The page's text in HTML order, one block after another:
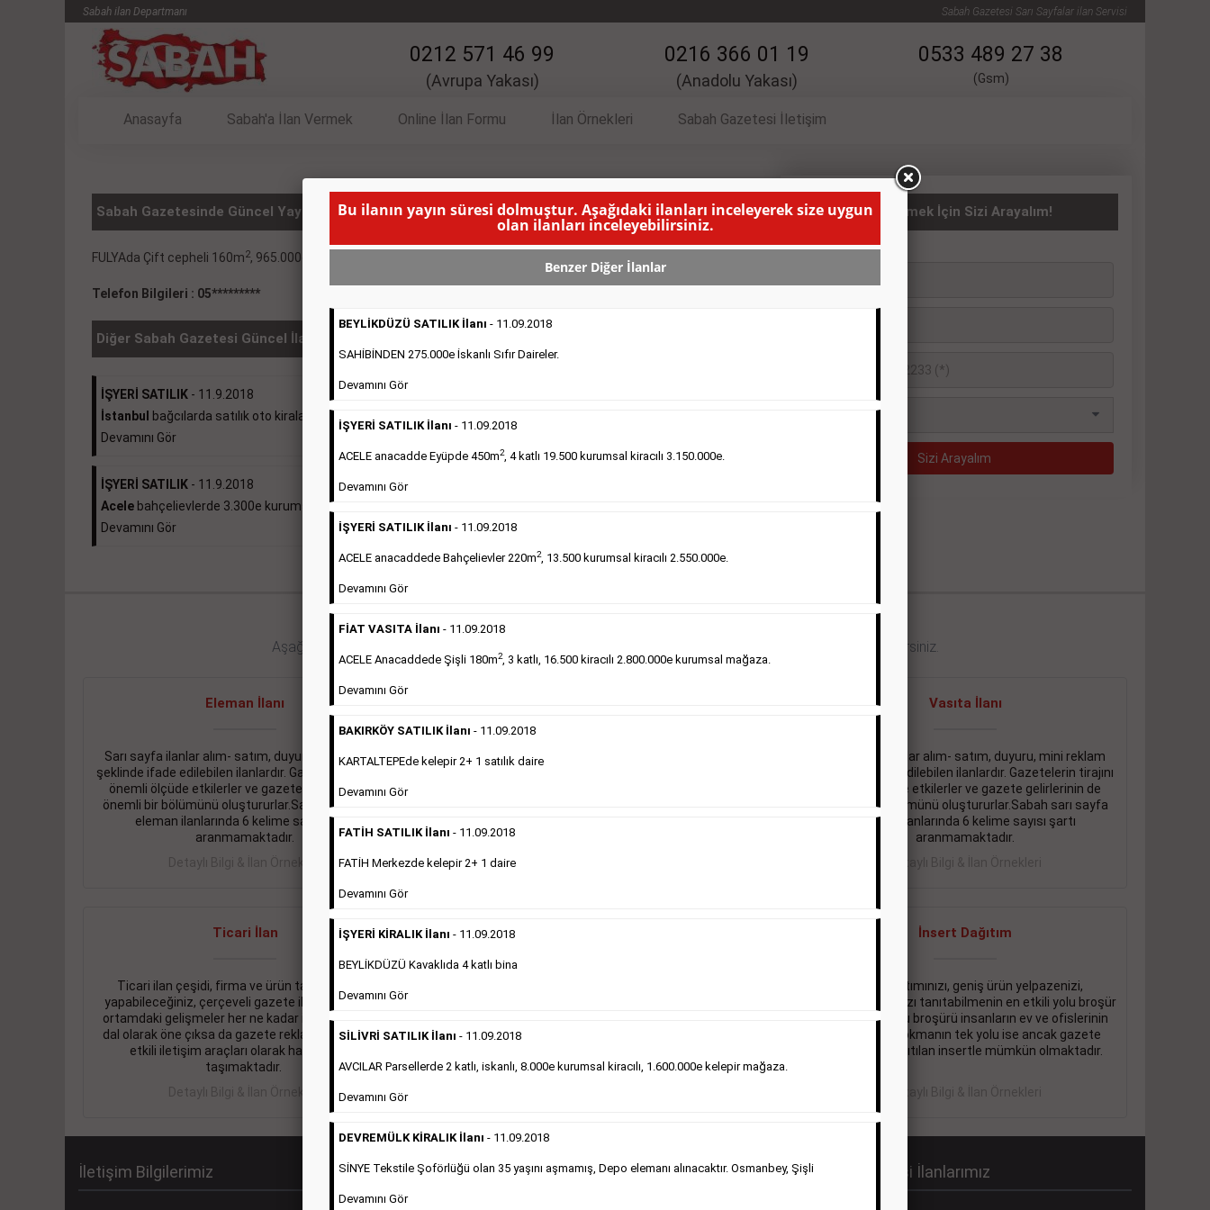
Sabah ilan Departmanı Sabah Gazetesi Sarı Sayfalar ilan Servisi
0212 571 46 99
(Avrupa Yakası)
0216 366 01 19
(Anadolu Yakası)
0533 489 27 38
(Gsm)
Anasayfa Sabah'a İlan Vermek Online İlan Formu İlan Örnekleri Sabah Gazetesi İletişim
Sabah Gazetesinde Güncel Yayınlanmış SATILIK İlanı
FULYAda Çift cepheli 160m2, 965.000e.
Telefon Bilgileri : 05*********
Diğer Sabah Gazetesi Güncel İlanlar
İŞYERİ SATILIK - 11.9.2018
İstanbul
bağcılarda satılık oto kiralama...
Devamını Gör
İŞYERİ SATILIK - 11.9.2018
Acele bahçelievlerde 3.300e kurumsal kiracılı 490...
Devamını Gör
Devamını Gör
SATILIK İlanı Vermek İçin Sizi Arayalım!
Aşağıdaki bağlantıları takip ederek farklı ilan türleri hakkında detaylara ulaşabilir, ilan örneklerini görebilirsiniz.
Eleman İlanı
Sarı sayfa ilanlar alım- satım, duyuru, mini reklam
şeklinde ifade edilebilen ilanlardır. Gazetelerin tirajını
önemli ölçüde etkilerler ve gazete gelirlerinin de
önemli bir bölümünü oluştururlar.Sabah sarı sayfa
eleman ilanlarında 6 kelime sayısı şartı
aranmamaktadır.
Detaylı Bilgi & İlan Örnekleri
Sarı sayfa ilanlar alım- satım, duyuru, mini reklam
Vasıta İlanı
Sarı sayfa ilanlar alım- satım, duyuru, mini reklam
şeklinde ifade edilebilen ilanlardır. Gazetelerin tirajını
önemli ölçüde etkilerler ve gazete gelirlerinin de
önemli bir bölümünü oluştururlar.Sabah sarı sayfa
eleman ilanlarında 6 kelime sayısı şartı
aranmamaktadır.
Detaylı Bilgi & İlan Örnekleri
Ticari İlan
Ticari ilan çeşidi, firma ve ürün tanıtımlarınızı
yapabileceğiniz, çerçeveli gazete ilanlarıdır. Dijital
ortamdaki gelişmeler her ne kadar ihtiyacın arttığı
dal olarak öne çıksa da gazete reklamları halen en
etkili iletişim araçları olarak hayati önem
taşımaktadır.
Detaylı Bilgi & İlan Örnekleri
ilanlara göre daha ekonomiktir.
İnsert Dağıtım
Firma tanıtımınızı, geniş ürün yelpazenizi,
promosyonlarınızı tanıtabilmenin en etkili yolu broşür
dağıtmaktır. Bu broşürü insanların ev ve ofislerinin
içine kadar sokmanın tek yolu ise ancak gazete
içerisinde dağıtılan insertle mümkün olmaktadır.
Detaylı Bilgi & İlan Örnekleri
İletişim Bilgilerimiz Kampanyalarımız Sabah Gazetesi İlanlarımız
Bu ilanın yayın süresi dolmuştur. Aşağıdaki ilanları inceleyerek size uygun
olan ilanları inceleyebilirsiniz.
Benzer Diğer İlanlar
BEYLİKDÜZÜ SATILIK İlanı - 11.09.2018
SAHİBİNDEN 275.000e İskanlı Sıfır Daireler.
Devamını Gör
İŞYERİ SATILIK İlanı - 11.09.2018
ACELE anacadde Eyüpde 450m2, 4 katlı 19.500 kurumsal kiracılı 3.150.000e.
Devamını Gör
İŞYERİ SATILIK İlanı - 11.09.2018
ACELE anacaddede Bahçelievler 220m2, 13.500 kurumsal kiracılı 2.550.000e.
Devamını Gör
FİAT VASITA İlanı - 11.09.2018
ACELE Anacaddede Şişli 180m2, 3 katlı, 16.500 kiracılı 2.800.000e kurumsal mağaza.
Devamını Gör
BAKIRKÖY SATILIK İlanı - 11.09.2018
KARTALTEPEde kelepir 2+ 1 satılık daire
Devamını Gör
FATİH SATILIK İlanı - 11.09.2018
FATİH Merkezde kelepir 2+ 1 daire
Devamını Gör
İŞYERİ KİRALIK İlanı - 11.09.2018
BEYLİKDÜZÜ Kavaklıda 4 katlı bina
Devamını Gör
SİLİVRİ SATILIK İlanı - 11.09.2018
AVCILAR Parsellerde 2 katlı, iskanlı, 8.000e kurumsal kiracılı, 1.600.000e kelepir mağaza.
Devamını Gör
DEVREMÜLK KİRALIK İlanı - 11.09.2018
SİNYE Tekstile Şoförlüğü olan 35 yaşını aşmamış, Depo elemanı alınacaktır. Osmanbey, Şişli
Devamını Gör